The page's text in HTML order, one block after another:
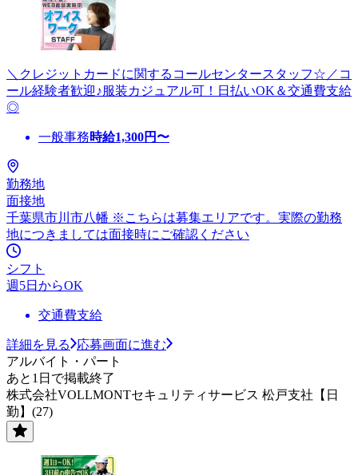
＼クレジットカードに関するコールセンタースタッフ☆／コ
ール経験者歓迎♪服装カジュアル可！日払いOK＆交通費支給
◎
一般事務時給1,300円〜
勤務地
面接地
千葉県市川市八幡 ※こちらは募集エリアです。実際の勤務
地につきましては面接時にご確認ください
シフト
週5日からOK
交通費支給
詳細を見る
応募画面に進む
アルバイト・パート
あと1日で掲載終了
株式会社VOLLMONTセキュリティサービス 松戸支社【日
勤】(27)